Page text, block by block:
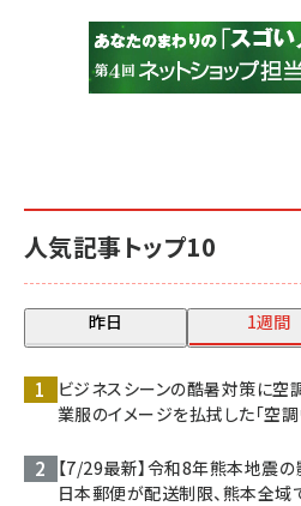
人気記事トップ10
昨日 1週間
ビジネスシーンの酷暑対策に空調
業服のイメージを払拭した「空
【7/29最新】令和8年熊本地震の
日本郵便が配送制限、熊本全